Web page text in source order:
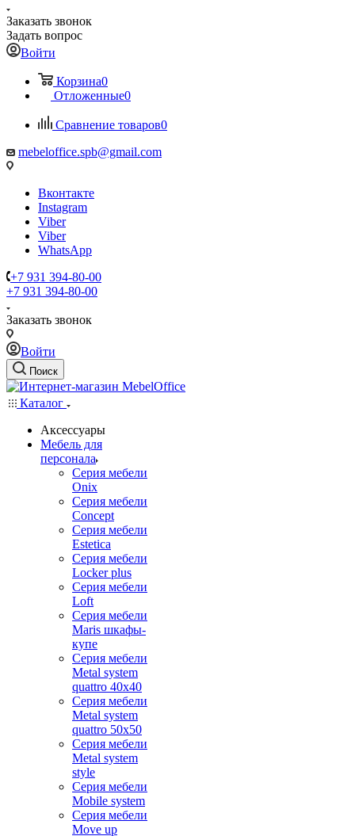
Заказать звонок
Задать вопрос
Войти
Корзина0
Отложенные0
Сравнение товаров0
mebeloffice.spb@gmail.com
Вконтакте
Instagram
Viber
Viber
WhatsApp
+7 931 394-80-00
+7 931 394-80-00
Заказать звонок
Войти
Поиск
Каталог
Аксессуары
Мебель для
персонала
Серия мебели
Onix
Серия мебели
Concept
Серия мебели
Estetica
Серия мебели
Locker plus
Серия мебели
Loft
Серия мебели
Maris шкафы-
купе
Серия мебели
Metal system
quattro 40x40
Серия мебели
Metal system
quattro 50x50
Серия мебели
Metal system
style
Серия мебели
Mobile system
Серия мебели
Move up